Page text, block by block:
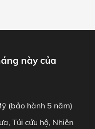
này của
(bảo hành 5 năm)
Túi cứu hộ, Nhiên